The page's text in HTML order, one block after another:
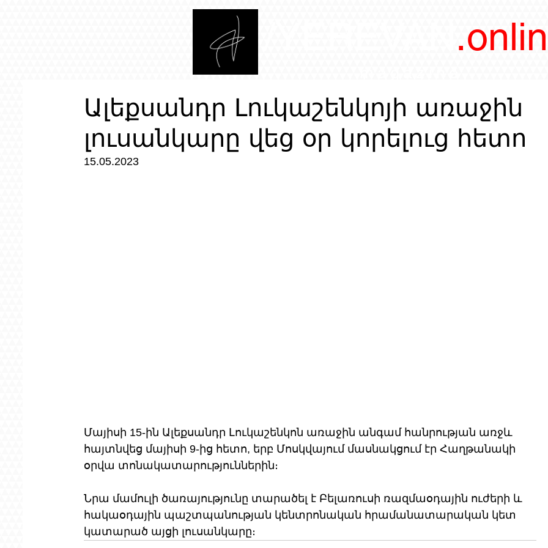
Ալեքսանդր Լուկաշենկոյի առաջին
լուսանկարը վեց օր կորելուց հետո
15.05.2023
Մայիսի 15-ին Ալեքսանդր Լուկաշենկոն առաջին անգամ հանրության առջև
հայտնվեց մայիսի 9-ից հետո, երբ Մոսկվայում մասնակցում էր Հաղթանակի
օրվա տոնակատարություններին։
Նրա մամուլի ծառայությունը տարածել է Բելառուսի ռազմաօդային ուժերի և
հակաօդային պաշտպանության կենտրոնական հրամանատարական կետ
կատարած այցի լուսանկարը։